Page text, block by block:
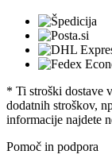
* Ti stroški dostave
dodatnih stroškov,
informacije najdete
Pomoč in podpora